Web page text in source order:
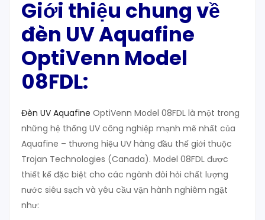
Giới thiệu chungvề
đèn UV Aquafine
OptiVenn Model
08FDL:
Đèn UV Aquafine OptiVenn Model 08FDL là một trong
những hệ thống UV công nghiệp mạnh mẽ nhất của
Aquafine – thương hiệu UV hàng đầu thế giới thuộc
Trojan Technologies (Canada). Model 08FDL được
thiết kế đặc biệt cho các ngành đòi hỏi chất lượng
nước siêu sạch và yêu cầu vận hành nghiêm ngặt
như: